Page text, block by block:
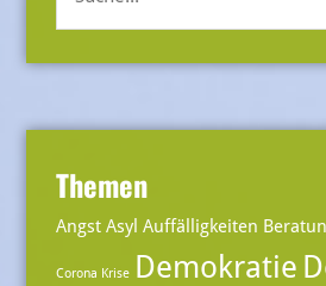
Themen
Angst Asyl Auffälligkeiten
Corona Krise Demokratie